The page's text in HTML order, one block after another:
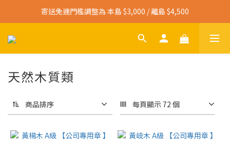
寄送免運門檻調整為 本島 $3,000 / 離島 $4,500
寄送免運門檻調整為 本島 $3,000 / 離島 $4,500
天然木質類
商品排序 每頁顯示 72 個